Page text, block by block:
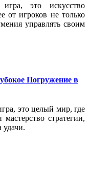
это искусство
от игроков не только
управлять своим
Погружение в
это целый мир, где
стратегии,
удачи.